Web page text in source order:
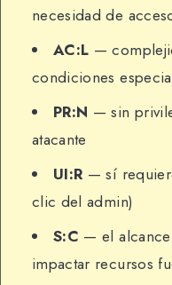
necesidad de
AC:L —
condiciones
PR:N — sin
atacante
UI:R — sí
clic del admin)
S:C — el
impactar recursos